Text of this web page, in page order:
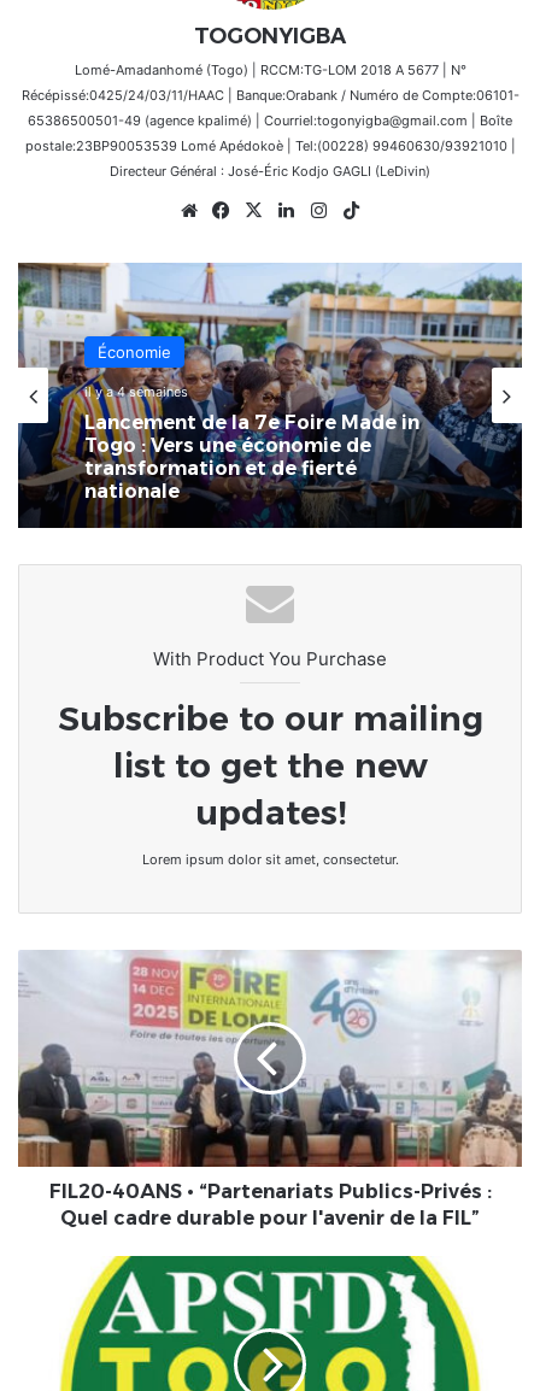
TOGONYIGBA
Lomé-Amadanhomé (Togo) | RCCM:TG-LOM 2018 A 5677 | N°
Récépissé:0425/24/03/11/HAAC | Banque:Orabank / Numéro de Compte:06101-
65386500501-49 (agence kpalimé) | Courriel:togonyigba@gmail.com | Boîte
postale:23BP90053539 Lomé Apédokoè | Tel:(00228) 99460630/93921010 |
Directeur Général : José-Éric Kodjo GAGLI (LeDivin)
WebsiteFacebook
X LinkedinInstagram
Économie
il y a 4 semaines
Togo : Vers une économie de
transformation et de fierté
Économie
4 juillet 2026
Togo • Un nouvel élan pour le Port
Autonome de Lomé avec la
nomination de Kokou Edem Tengue
With Product You Purchase
Subscribe to our mailing
list to get the new
updates!
Lorem ipsum dolor sit amet, consectetur.
40ANS
Publics-
Privés
:
Quel
durableFIL20-40ANS • “Partenariats Publics-Privés :
Quel cadre durable pour l'avenir de la FIL”
Microfinance/Tontine